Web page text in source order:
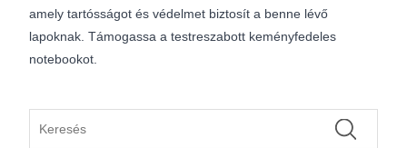
amely tartósságot és védelmet biztosít a benne lévő
lapoknak. Támogassa a testreszabott keményfedeles
notebookot.